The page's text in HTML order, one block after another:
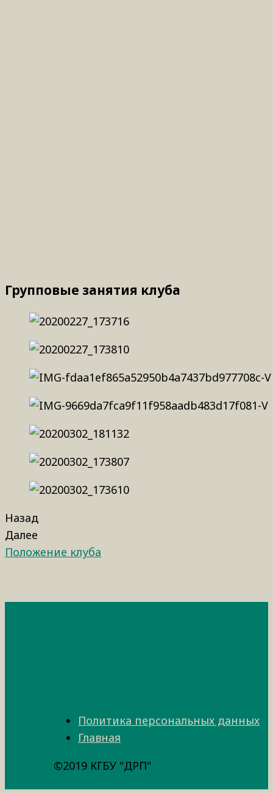
Групповые занятия клуба
Назад
Далее
Положение клуба
Политика персональных данных
Главная
©2019 КГБУ "ДРП"